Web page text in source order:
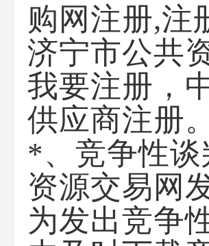
购网注册,注
济宁市公共
我要注册，
供应商注册。
*、竞争性
资源交易网
为发出竞争